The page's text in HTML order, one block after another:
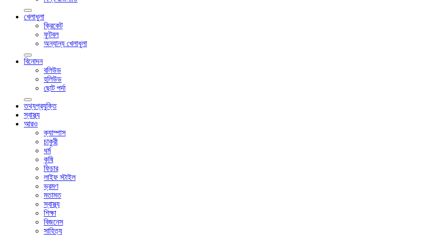
খেলাধুলা
ক্রিকেট
ফুটবল
অন্যান্য খেলাধুলা
বিনোদন
বলিউড
হলিউড
ছোট পর্দা
তথ্যপ্রযুক্তি
স্বাস্থ্য
আরও
ক্যাম্পাস
চাকুরী
ধর্ম
কৃষি
ফিচার
লাইফ স্টাইল
ভ্রমণ
মতামত
স্বাস্থ্য
শিক্ষা
বিজনেস
সাহিত্য